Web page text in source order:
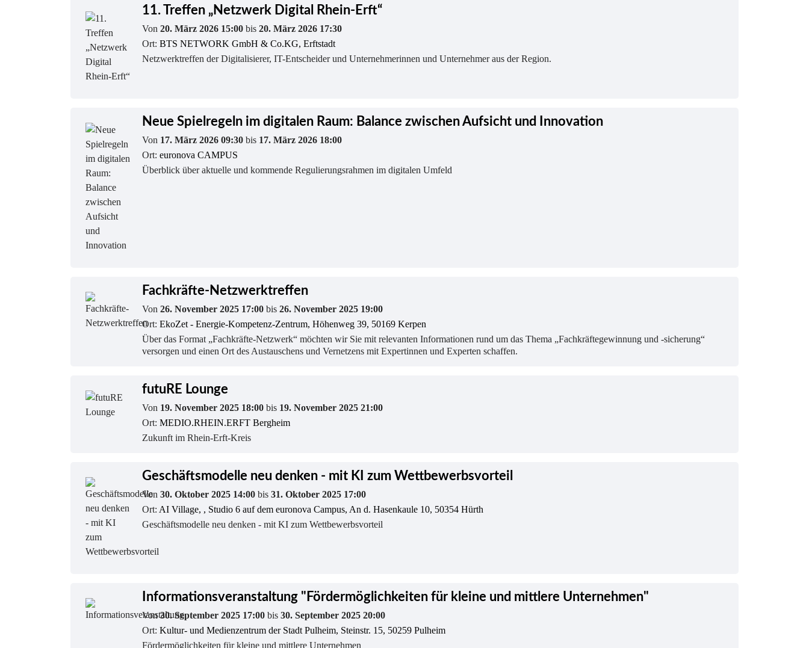
11. Treffen „Netzwerk Digital Rhein-Erft“
Von 20. März 2026 15:00 bis 20. März 2026 17:30
Ort: BTS NETWORK GmbH & Co.KG, Erftstadt
Netzwerktreffen der Digitalisierer, IT-Entscheider und Unternehmerinnen und Unternehmer aus der Region.
Neue Spielregeln im digitalen Raum: Balance zwischen Aufsicht und Innovation
Von 17. März 2026 09:30 bis 17. März 2026 18:00
Ort: euronova CAMPUS
Überblick über aktuelle und kommende Regulierungsrahmen im digitalen Umfeld
Fachkräfte-Netzwerktreffen
Von 26. November 2025 17:00 bis 26. November 2025 19:00
Ort: EkoZet - Energie-Kompetenz-Zentrum, Höhenweg 39, 50169 Kerpen
Über das Format „Fachkräfte-Netzwerk“ möchten wir Sie mit relevanten Informationen rund um das Thema „Fachkräftegewinnung und -sicherung“
versorgen und einen Ort des Austauschens und Vernetzens mit Expertinnen und Experten schaffen.
futuRE Lounge
Von 19. November 2025 18:00 bis 19. November 2025 21:00
Ort: MEDIO.RHEIN.ERFT Bergheim
Zukunft im Rhein-Erft-Kreis
Geschäftsmodelle neu denken - mit KI zum Wettbewerbsvorteil
Von 30. Oktober 2025 14:00 bis 31. Oktober 2025 17:00
Ort: AI Village, , Studio 6 auf dem euronova Campus, An d. Hasenkaule 10, 50354 Hürth
Geschäftsmodelle neu denken - mit KI zum Wettbewerbsvorteil
Informationsveranstaltung "Fördermöglichkeiten für kleine und mittlere Unternehmen"
Von30. September 2025 17:00 bis 30. September 2025 20:00
Ort: Kultur- und Medienzentrum der Stadt Pulheim, Steinstr. 15, 50259 Pulheim
Fördermöglichkeiten für kleine und mittlere Unternehmen